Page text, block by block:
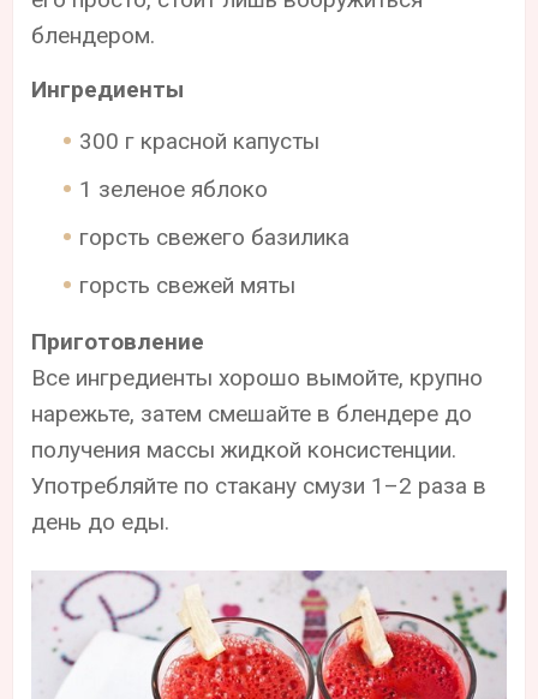
блендером.
Ингредиенты
300 г красной капусты
1 зеленое яблоко
горсть свежего базилика
горсть свежей мяты
Приготовление
Все ингредиенты хорошо вымойте, крупно
нарежьте, затем смешайте в блендере до
получения массы жидкой консистенции.
Употребляйте по стакану смузи 1–2 раза в
день до еды.